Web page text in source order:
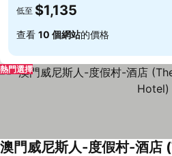
低至 $1,135
查看 10 個網站的價格
熱門選擇